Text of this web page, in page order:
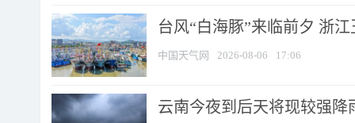
台风“白海豚”来临前夕 浙
中国天气网 2026-08-06 17:06
云南今夜到后天将现较强降